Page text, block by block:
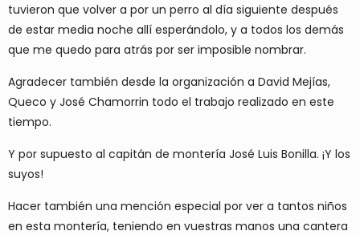
tuvieron que volver a por un perro al día siguiente después
de estar media noche allí esperándolo, y a todos los demás
que me quedo para atrás por ser imposible nombrar.
Agradecer también desde la organización a David Mejías,
Queco y José Chamorrin todo el trabajo realizado en este
tiempo.
Y por supuesto al capitán de montería José Luis Bonilla. ¡Y los
suyos!
Hacer también una mención especial por ver a tantos niños
en esta montería, teniendo en vuestras manos una cantera